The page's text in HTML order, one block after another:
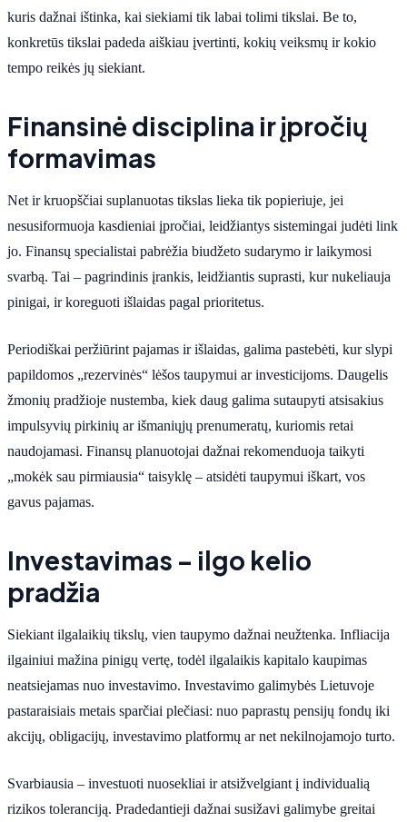
kuris dažnai ištinka, kai siekiami tik labai tolimi tikslai. Be to,
konkretūs tikslai padeda aiškiau įvertinti, kokių veiksmų ir kokio
tempo reikės jų siekiant.
Finansinė disciplina ir įpročių
formavimas
Net ir kruopščiai suplanuotas tikslas lieka tik popieriuje, jei
nesusiformuoja kasdieniai įpročiai, leidžiantys sistemingai judėti link
jo. Finansų specialistai pabrėžia biudžeto sudarymo ir laikymosi
svarbą. Tai – pagrindinis įrankis, leidžiantis suprasti, kur nukeliauja
pinigai, ir koreguoti išlaidas pagal prioritetus.
Periodiškai peržiūrint pajamas ir išlaidas, galima pastebėti, kur slypi
papildomos „rezervinės“ lėšos taupymui ar investicijoms. Daugelis
žmonių pradžioje nustemba, kiek daug galima sutaupyti atsisakius
impulsyvių pirkinių ar išmaniųjų prenumeratų, kuriomis retai
naudojamasi. Finansų planuotojai dažnai rekomenduoja taikyti
„mokėk sau pirmiausia“ taisyklę – atsidėti taupymui iškart, vos
gavus pajamas.
Investavimas – ilgo kelio
pradžia
Siekiant ilgalaikių tikslų, vien taupymo dažnai neužtenka. Infliacija
ilgainiui mažina pinigų vertę, todėl ilgalaikis kapitalo kaupimas
neatsiejamas nuo investavimo. Investavimo galimybės Lietuvoje
pastaraisiais metais sparčiai plečiasi: nuo paprastų pensijų fondų iki
akcijų, obligacijų, investavimo platformų ar net nekilnojamojo turto.
Svarbiausia – investuoti nuosekliai ir atsižvelgiant į individualią
rizikos toleranciją. Pradedantieji dažnai susižavi galimybe greitai